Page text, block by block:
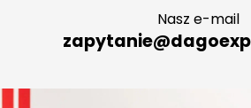
Nasz e-mail